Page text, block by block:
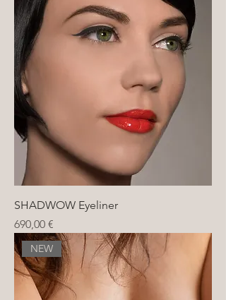
SHADWOW Eyeliner
Preis
690,00 €
NEW